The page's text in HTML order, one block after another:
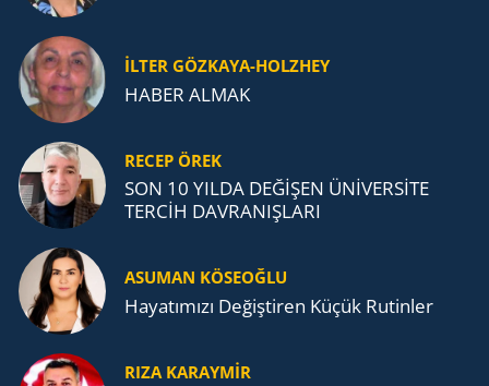
İLTER GÖZKAYA-HOLZHEY
HABER ALMAK
RECEP ÖREK
SON 10 YILDA DEĞİŞEN ÜNİVERSİTE
TERCİH DAVRANIŞLARI
ASUMAN KÖSEOĞLU
Ha­ya­tı­mı­zı De­ğiş­ti­ren Küçük Ru­tin­ler
RIZA KARAYMIR